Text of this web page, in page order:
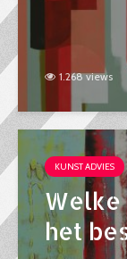
1.268 views
KUNST ADVIES
Welke
het